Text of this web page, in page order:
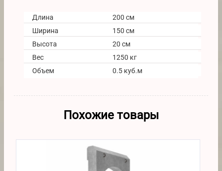
Длина
200 см
Ширина
150 см
Высота
20 см
Вес
1250 кг
Объем
0.5 куб.м
Похожие товары